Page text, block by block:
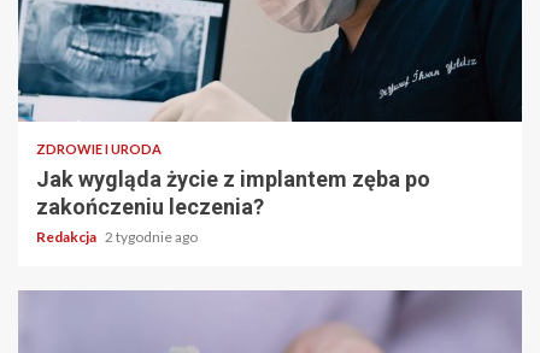
ZDROWIE I URODA
Jak wygląda życie z implantem zęba po
zakończeniu leczenia?
Redakcja 2 tygodnie ago